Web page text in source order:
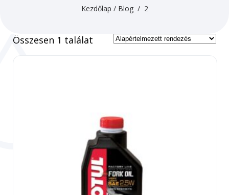
Kezdőlap / Blog/ 2
Összesen 1 találat